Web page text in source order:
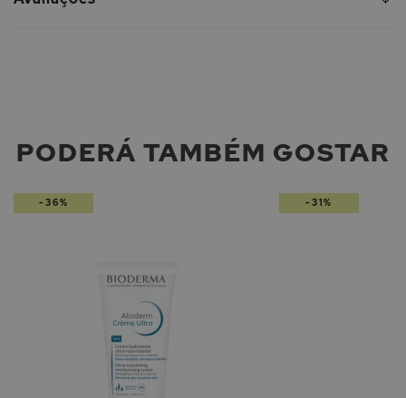
PODERÁ TAMBÉM GOSTAR
-36% -31%